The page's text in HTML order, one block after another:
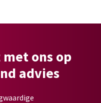
ons op
advies